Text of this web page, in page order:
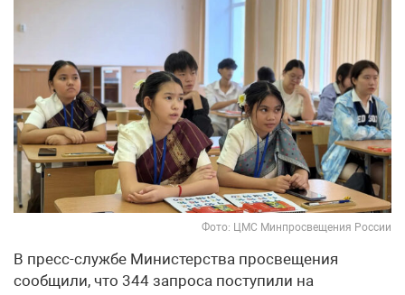
Фото: ЦМС Минпросвещения России
В пресс-службе Министерства просвещения
сообщили, что 344 запроса поступили на